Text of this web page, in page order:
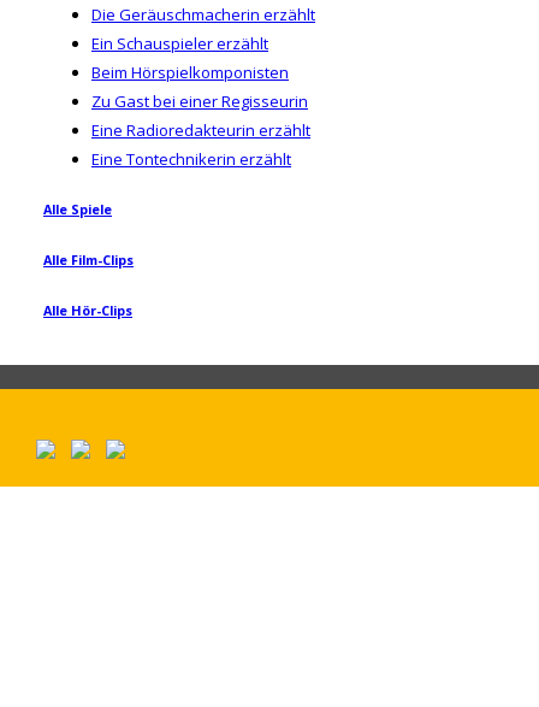
Die Geräuschmacherin erzählt
Ein Schauspieler erzählt
Beim Hörspielkomponisten
Zu Gast bei einer Regisseurin
Eine Radioredakteurin erzählt
Eine Tontechnikerin erzählt
Alle Spiele
Alle Film-Clips
Alle Hör-Clips